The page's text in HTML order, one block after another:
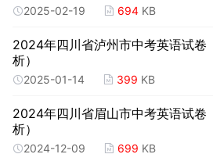
2025-02-19 694 KB
2024年四川省泸州市中考英语试卷
析）
2025-01-14 399 KB
2024年四川省眉山市中考英语试卷
析）
2024-12-09 699 KB